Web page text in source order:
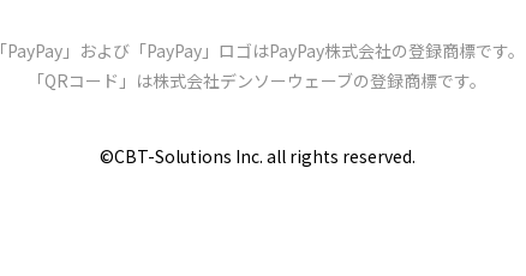
「PayPay」および「PayPay」ロゴはPayPay株式会社の登録商標です。
「QRコード」は株式会社デンソーウェーブの登録商標です。
©️CBT-Solutions Inc. all rights reserved.